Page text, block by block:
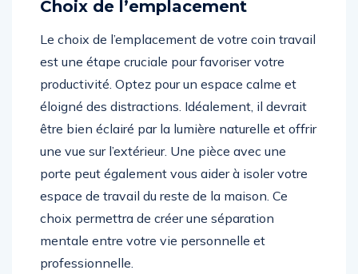
Choix de l’emplacement
Le choix de l’emplacement de votre coin travail
est une étape cruciale pour favoriser votre
productivité. Optez pour un espace calme et
éloigné des distractions. Idéalement, il devrait
être bien éclairé par la lumière naturelle et offrir
une vue sur l’extérieur. Une pièce avec une
porte peut également vous aider à isoler votre
espace de travail du reste de la maison. Ce
choix permettra de créer une séparation
mentale entre votre vie personnelle et
professionnelle.